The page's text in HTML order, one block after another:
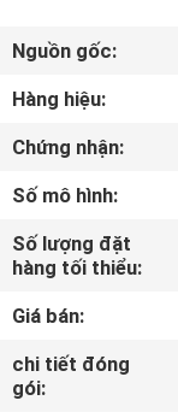
VỀ
CHÚNG
CHUYẾN
THAM
QUAN
NHÀ
Nguồn gốc:
Hàng hiệu:
Chứng nhận:
Số mô hình:
Số lượng đặt
hàng tối thiểu:
Giá bán:
chi tiết đóng
gói: